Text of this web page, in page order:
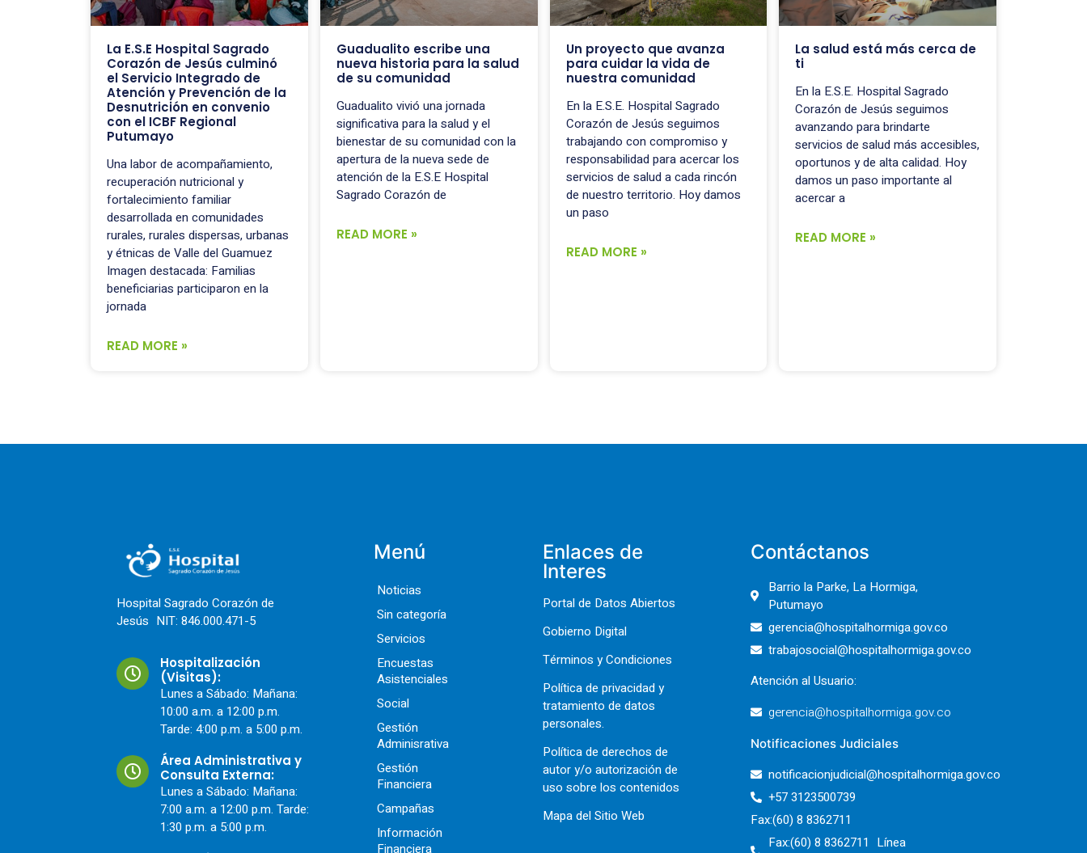
La E.S.E Hospital Sagrado
Corazón de Jesús culminó
el Servicio Integrado de
Atención y Prevención de la
Desnutrición en convenio
con el ICBF Regional
Putumayo
Una labor de acompañamiento,
recuperación nutricional y
fortalecimiento familiar
desarrollada en comunidades
rurales, rurales dispersas, urbanas
y étnicas de Valle del Guamuez
Imagen destacada: Familias
beneficiarias participaron en la
jornada
READ MORE »
Guadualito escribe una
nueva historia para la salud
de su comunidad
Guadualito vivió una jornada
significativa para la salud y el
bienestar de su comunidad con la
apertura de la nueva sede de
atención de la E.S.E Hospital
Sagrado Corazón de
READ MORE »
Un proyecto que avanza
para cuidar la vida de
nuestra comunidad
En la E.S.E. Hospital Sagrado
Corazón de Jesús seguimos
trabajando con compromiso y
responsabilidad para acercar los
servicios de salud a cada rincón
de nuestro territorio. Hoy damos
un paso
READ MORE »
La salud está más cerca de
ti
En la E.S.E. Hospital Sagrado
Corazón de Jesús seguimos
avanzando para brindarte
servicios de salud más accesibles,
oportunos y de alta calidad. Hoy
damos un paso importante al
acercar a
READ MORE »
Hospital Sagrado Corazón de
Jesús NIT: 846.000.471-5
Hospitalización
(Visitas):
Lunes a Sábado: Mañana:
10:00 a.m. a 12:00 p.m.
Tarde: 4:00 p.m. a 5:00 p.m.
Área Administrativa y
Consulta Externa:
Lunes a Sábado: Mañana:
7:00 a.m. a 12:00 p.m. Tarde:
1:30 p.m. a 5:00 p.m.
Menú
Noticias
Sin categoría
Servicios
Encuestas
Asistenciales
Social
Gestión
Adminisrativa
Gestión
Financiera
Campañas
Información
Financiera
Enlaces de
Interes
Portal de Datos Abiertos
Gobierno Digital
Términos y Condiciones
Política de privacidad y
tratamiento de datos
personales.
Política de derechos de
autor y/o autorización de
uso sobre los contenidos
Mapa del Sitio Web
Contáctanos
Barrio la Parke, La Hormiga,
Putumayo
gerencia@hospitalhormiga.gov.co
trabajosocial@hospitalhormiga.gov.co
Atención al Usuario:
gerencia@hospitalhormiga.gov.co
Notificaciones Judiciales
notificacionjudicial@hospitalhormiga.gov.co
+57 3123500739
Fax:(60) 8 8362711
Fax:(60) 8 8362711 Línea